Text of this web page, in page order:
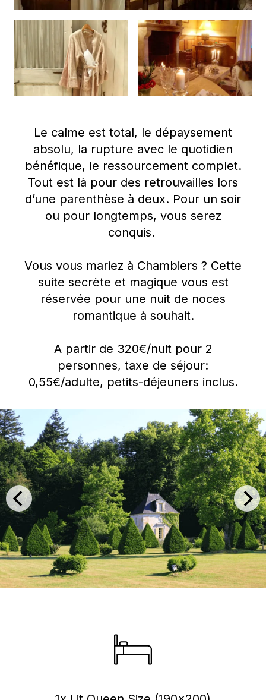
Le calme est total, le dépaysement
absolu, la rupture avec le quotidien
bénéfique, le ressourcement complet.
Tout est là pour des retrouvailles lors
d’une parenthèse à deux. Pour un soir
ou pour longtemps, vous serez
conquis.
Vous vous mariez à Chambiers ? Cette
suite secrète et magique vous est
réservée pour une nuit de noces
romantique à souhait.
A partir de 320€/nuit pour 2
personnes, taxe de séjour:
0,55€/adulte, petits-déjeuners inclus.